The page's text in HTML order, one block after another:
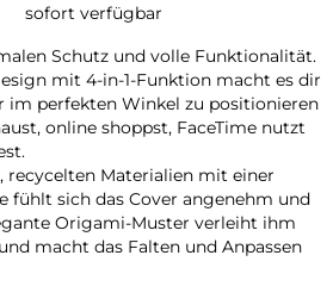
sofort verfügbar
Schutz und volle Funktionalität.
mit 4-in-1-Funktion macht es dir
im perfekten Winkel zu positionieren
online shoppst, FaceTime nutzt
recycelten Materialien mit einer
fühlt sich das Cover angenehm und
Origami-Muster verleiht ihm
macht das Falten und Anpassen